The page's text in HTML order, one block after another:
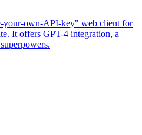
your-own-API-key" web client for
It offers GPT-4 integration, a